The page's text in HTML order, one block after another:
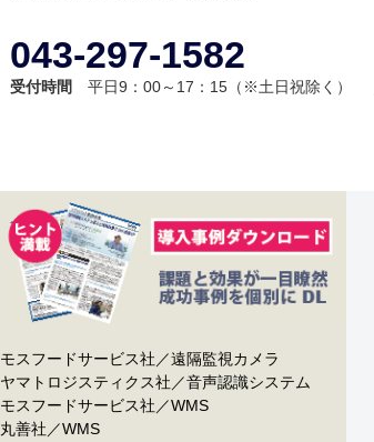
043-297-1582
受付時間 平日9：00～17：15（※土日祝除く）
モスフードサービス社／遠隔監視カメラ
ヤマトロジスティクス社／音声認識システム
モスフードサービス社／WMS
丸善社／WMS